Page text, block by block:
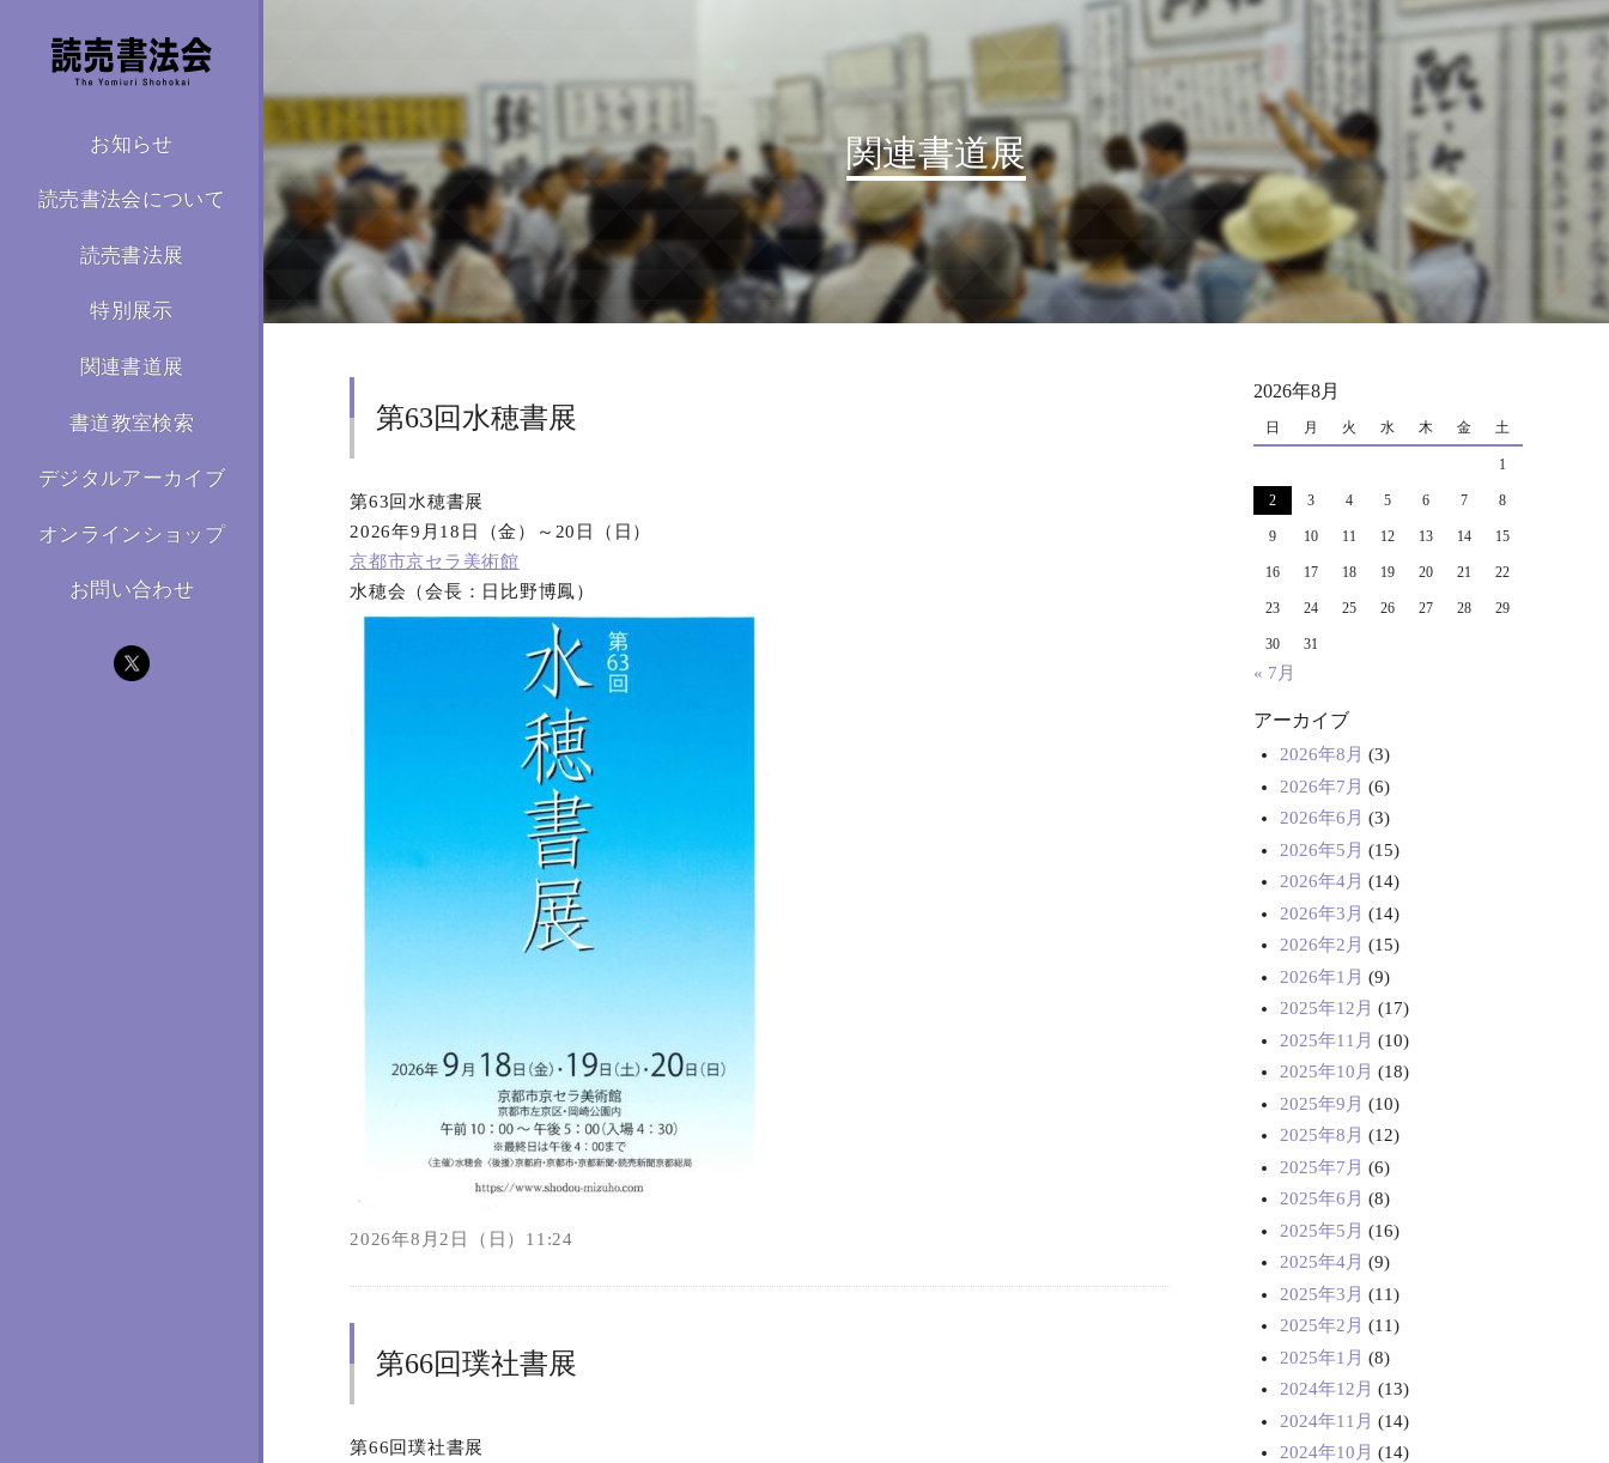
お知らせ
読売書法会について
読売書法展
特別展示
関連書道展
書道教室検索
デジタルアーカイブ
オンラインショップ
お問い合わせ
関連書道展
第63回水穂書展
第63回水穂書展
2026年9月18日（金）～20日（日）
京都市京セラ美術館
水穂会（会長：日比野博鳳）
2026年8月2日（日）11:24
第66回璞社書展
第66回璞社書展
2026年8月
日 月 火 水 木 金 土
1
2 3 4 5 6 7 8
9 10 11 12 13 14 15
16 17 18 19 20 21 22
23 24 25 26 27 28 29
30 31
« 7月
アーカイブ
2026年8月 (3)
2026年7月 (6)
2026年6月 (3)
2026年5月 (15)
2026年4月 (14)
2026年3月 (14)
2026年2月 (15)
2026年1月 (9)
2025年12月 (17)
2025年11月 (10)
2025年10月 (18)
2025年9月 (10)
2025年8月 (12)
2025年7月 (6)
2025年6月 (8)
2025年5月 (16)
2025年4月 (9)
2025年3月 (11)
2025年2月 (11)
2025年1月 (8)
2024年12月 (13)
2024年11月 (14)
2024年10月 (14)
お知らせ
読売書法会について
読売書法展